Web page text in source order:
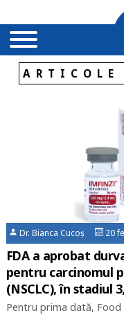
ARTICOLE
Dr. Bianca Cucoș 20
FDA a aprobat
pentru carcinomul
(NSCLC), în stadiul
Pentru prima dată,